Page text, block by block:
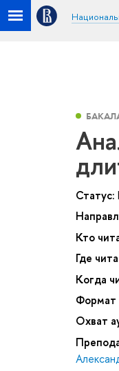
Статус:
Кто
Где
Когда
Формат
Охват